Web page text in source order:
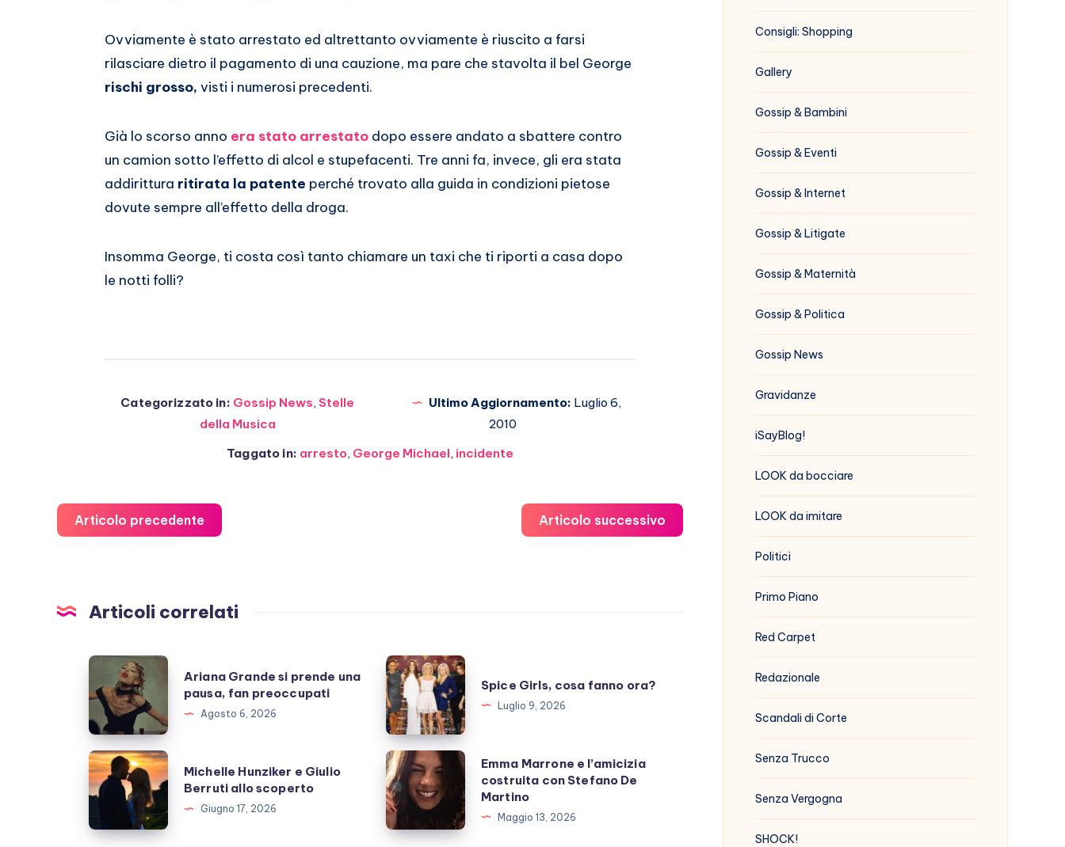
Ovviamente è stato arrestato ed altrettanto ovviamente è riuscito a farsi
rilasciare dietro il pagamento di una cauzione, ma pare che stavolta il bel George
rischi grosso, visti i numerosi precedenti.
Già lo scorso anno era stato arrestato dopo essere andato a sbattere contro
un camion sotto l’effetto di alcol e stupefacenti. Tre anni fa, invece, gli era stata
addirittura ritirata la patente perché trovato alla guida in condizioni pietose
dovute sempre all’effetto della droga.
Insomma George, ti costa così tanto chiamare un taxi che ti riporti a casa dopo
le notti folli?
Categorizzato in: Gossip News, Stelle
della Musica
Ultimo Aggiornamento: Luglio 6,
2010
Taggato in: arresto, George Michael, incidente
Articolo precedente Articolo successivo
Articoli correlati
Ariana
Grande
prende
una
pausa,
fan
preoccupati
Ariana Grande si prende una
pausa, fan preoccupati
Agosto 6, 2026
Spice
Girls,
cosa
fanno
ora?
Spice Girls, cosa fanno ora?
Luglio 9, 2026
Michelle
Hunziker
Giulio
Michelle Hunziker e Giulio
Berruti allo scoperto
Giugno 17, 2026
Emma
Marrone
e
l’amicizia
Emma Marrone e l’amicizia
costruita con Stefano De
Martino
Maggio 13, 2026
Consigli: Shopping
Gallery
Gossip & Bambini
Gossip & Eventi
Gossip & Internet
Gossip & Litigate
Gossip & Maternità
Gossip & Politica
Gossip News
Gravidanze
iSayBlog!
LOOK da bocciare
LOOK da imitare
Politici
Primo Piano
Red Carpet
Redazionale
Scandali di Corte
Senza Trucco
Senza Vergogna
SHOCK!